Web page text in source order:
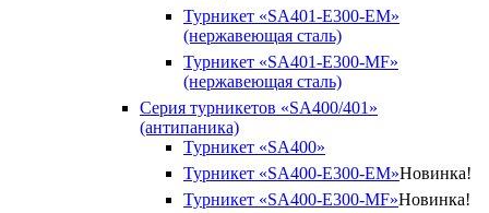
Турникет «SA401-E300-EM»
(нержавеющая сталь)
Турникет «SA401-E300-MF»
(нержавеющая сталь)
Серия турникетов «SA400/401»
(антипаника)
Турникет «SA400»
Турникет «SA400-Е300-EM»Новинка!
Турникет «SA400-Е300-MF»Новинка!